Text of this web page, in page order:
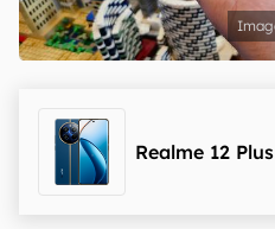
Realme 12 Plus